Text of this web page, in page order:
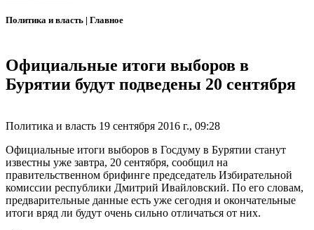
Политика и власть | Главное
Официальные итоги выборов в
Бурятии будут подведены 20 сентября
Политика и власть 19 сентября 2016 г., 09:28
Официальные итоги выборов в Госдуму в Бурятии станут
известны уже завтра, 20 сентября, сообщил на
правительственном брифинге председатель Избирательной
комиссии республики Дмитрий Ивайловский. По его словам,
предварительные данные есть уже сегодня и окончательные
итоги вряд ли будут очень сильно отличаться от них.